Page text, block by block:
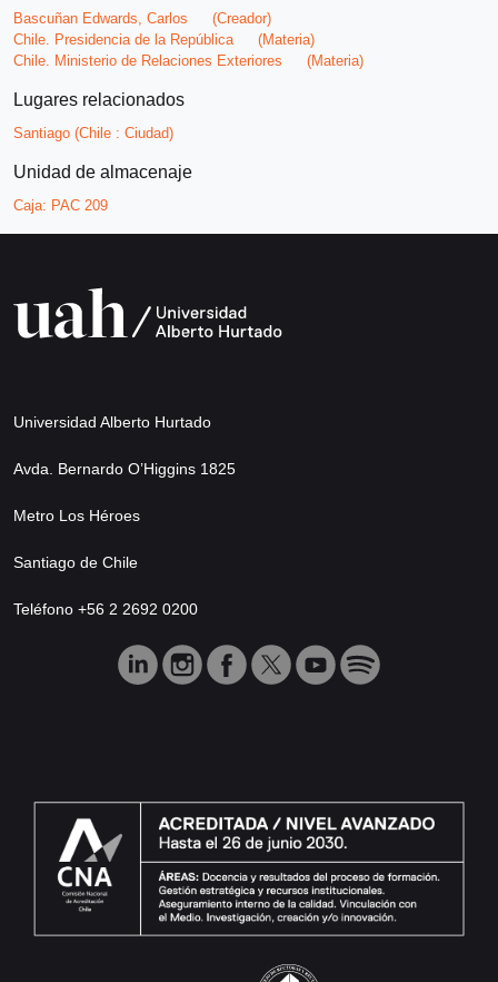
Bascuñan Edwards, Carlos
(Creador)
Chile. Presidencia de la República
(Materia)
Chile. Ministerio de Relaciones Exteriores
(Materia)
Lugares relacionados
Santiago (Chile : Ciudad)
Unidad de almacenaje
Caja: PAC 209
Universidad Alberto Hurtado
Avda. Bernardo O’Higgins 1825
Metro Los Héroes
Santiago de Chile
Teléfono +56 2 2692 0200